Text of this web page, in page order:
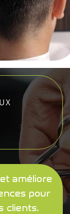
et améliore
pour
clients.